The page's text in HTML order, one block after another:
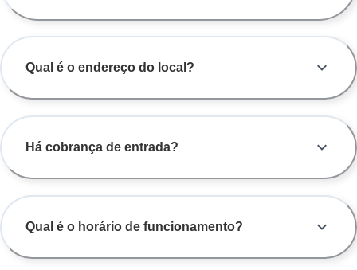
Qual é o endereço do local?
Há cobrança de entrada?
Qual é o horário de funcionamento?